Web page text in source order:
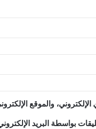
والموقع
بواسطة البريد